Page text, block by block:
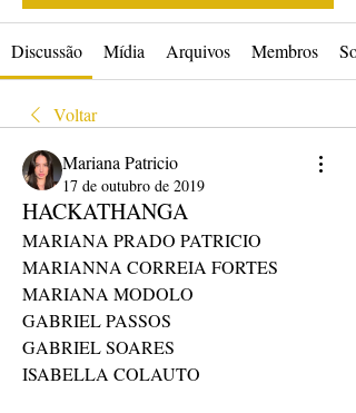
Discussão Mídia Arquivos Membros
Voltar
Mariana Patricio
17 de outubro de 2019
HACKATHANGA
MARIANA PRADO PATRICIO
MARIANNA CORREIA FORTES
MARIANA MODOLO
GABRIEL PASSOS
GABRIEL SOARES
ISABELLA COLAUTO